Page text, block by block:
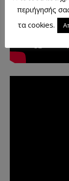
περιήγησής
τα cookies.